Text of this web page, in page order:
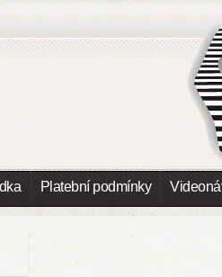
Platební podmínky